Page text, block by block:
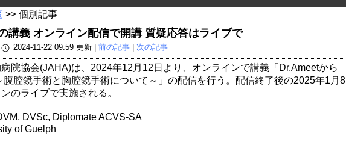
>> 個別記事
講義 オンライン配信で開講 質疑応答はライブで
2024-11-22 09:59 更新 | 前の記事| 次の記事
院協会(JAHA)は、2024年12月12日より、オンラインで講義「Dr.Ameetから
腹腔鏡手術と胸腔鏡手術について～」の配信を行う。配信終了後の2025年1月8
のライブで実施される。
DVSc, Diplomate ACVS-SA
of Guelph